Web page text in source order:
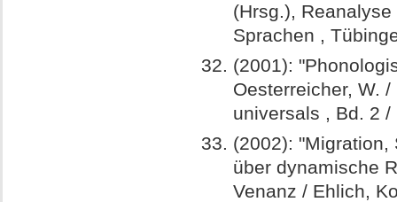
(Hrsg.),
Sprachen ,
(2001):
Oesterreicher, W.
universals , Bd. 2 /
(2002):
über dynamische
Venanz / Ehlich,